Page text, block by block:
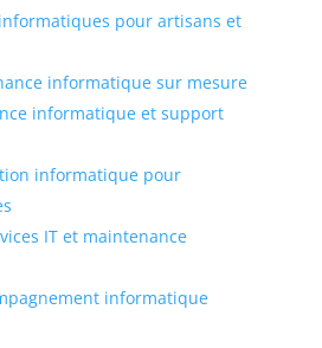
pour artisans et
informatique sur mesure
informatique et support
informatique pour
IT et maintenance
informatique